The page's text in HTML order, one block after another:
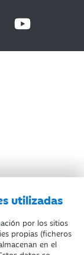
utilizadas
por los sitios
propias (ficheros
en el